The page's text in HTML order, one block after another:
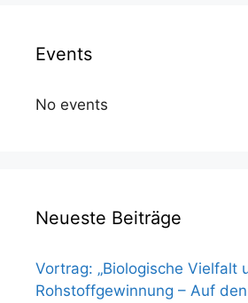
Events
No events
Neueste Beiträge
Vortrag: „Biologische Vielfalt
Rohstoffgewinnung – Auf